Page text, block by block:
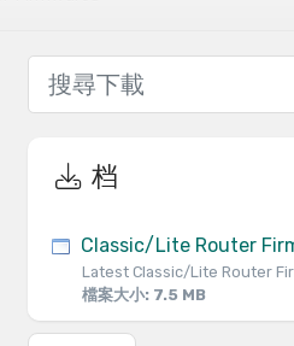
档
Classic/Lite Router
Latest Classic/Lite Router
檔案大小: 7.5 MB